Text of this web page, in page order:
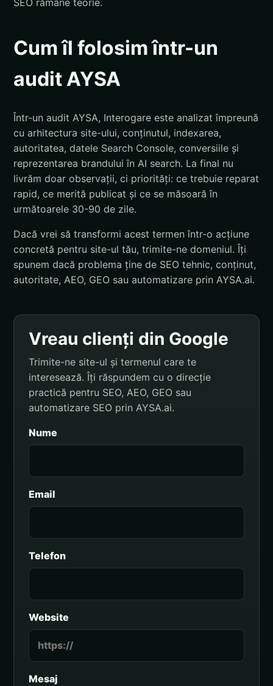
Cum îl folosim într-un
audit AYSA
Într-un audit AYSA, Interogare este analizat împreună
cu arhitectura site-ului, conținutul, indexarea,
autoritatea, datele Search Console, conversiile și
reprezentarea brandului în AI search. La final nu
livrăm doar observații, ci priorități: ce trebuie reparat
rapid, ce merită publicat și ce se măsoară în
următoarele 30-90 de zile.
Dacă vrei să transformi acest termen într-o acțiune
concretă pentru site-ul tău, trimite-ne domeniul. Îți
spunem dacă problema ține de SEO tehnic, conținut,
autoritate, AEO, GEO sau automatizare prin AYSA.ai.
Vreau clienți din Google
Trimite-ne site-ul și termenul care te
interesează. Îți răspundem cu o direcție
practică pentru SEO, AEO, GEO sau
automatizare SEO prin AYSA.ai.
Nume
Email
Telefon
Website
Mesaj